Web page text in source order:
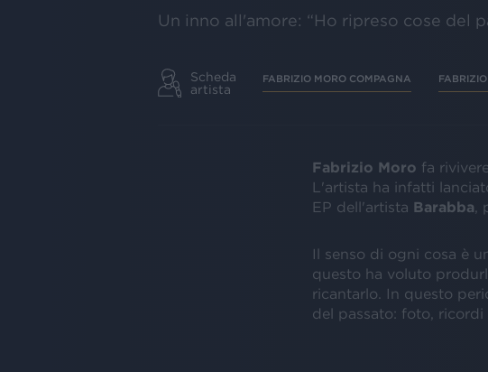
Un inno all'amore: “Ho ripreso cose del
Scheda
artista
FABRIZIO MORO COMPAGNA
Fabrizio Moro fa
L'artista ha infatti
EP dell'artista Barabba
Il senso di ogni cosa è
questo ha voluto
ricantarlo. In questo
del passato: foto, ricordi